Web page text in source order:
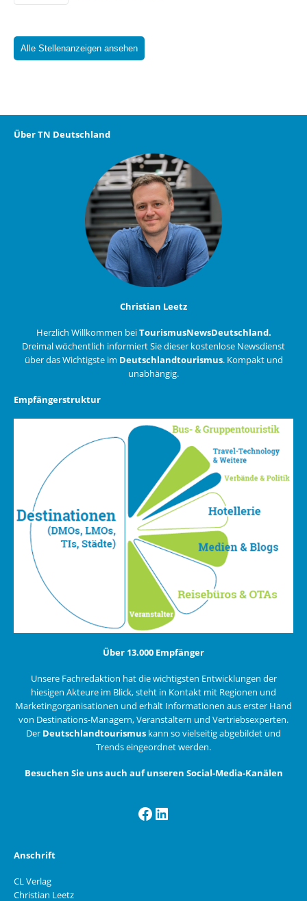
Alle Stellenanzeigen ansehen
Über TN Deutschland
Christian Leetz
Herzlich Willkommen beiTourismusNewsDeutschland.
Dreimal wöchentlich informiert Sie dieser kostenlose Newsdienst
über das Wichtigste im Deutschlandtourismus. Kompakt und
unabhängig.
Empfängerstruktur
Über 13.000 Empfänger
Unsere Fachredaktion hat die wichtigsten Entwicklungen der
hiesigen Akteure im Blick, steht in Kontakt mit Regionen und
Marketingorganisationen und erhält Informationen aus erster Hand
von Destinations-Managern, Veranstaltern und Vertriebsexperten.
Der Deutschlandtourismus kann so vielseitig abgebildet und
Trends eingeordnet werden.
Besuchen Sie uns auch auf unseren Social-Media-Kanälen
Facebook
LinkedIn
Anschrift
CL Verlag
Christian Leetz